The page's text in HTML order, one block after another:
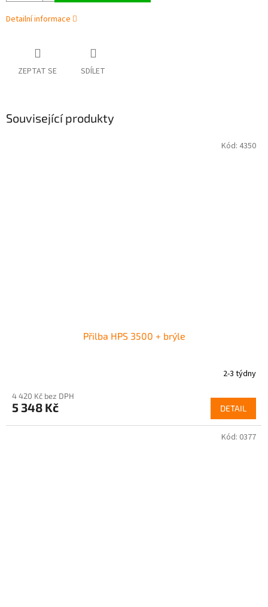
Detailní informace
ZEPTAT SE SDÍLET
Související produkty
Přilba HPS 3500 + brýle
2-3 týdny
4 420 Kč bez DPH
5 348 Kč DETAIL
Kód: 4350
Kód: 0377